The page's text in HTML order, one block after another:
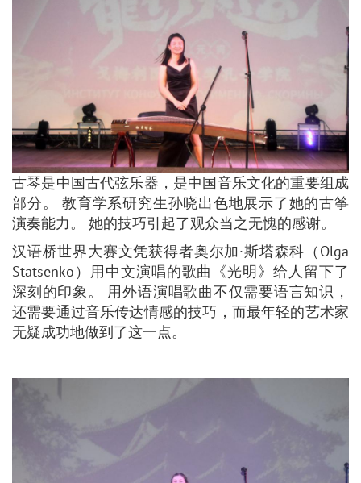
古琴是中国古代弦乐器，是中国音乐文化的重要组成
部分。 教育学系研究生孙晓出色地展示了她的古筝
演奏能力。 她的技巧引起了观众当之无愧的感谢。
汉语桥世界大赛文凭获得者奥尔加·斯塔森科（Olga
Statsenko）用中文演唱的歌曲《光明》给人留下了
深刻的印象。 用外语演唱歌曲不仅需要语言知识，
还需要通过音乐传达情感的技巧，而最年轻的艺术家
无疑成功地做到了这一点。